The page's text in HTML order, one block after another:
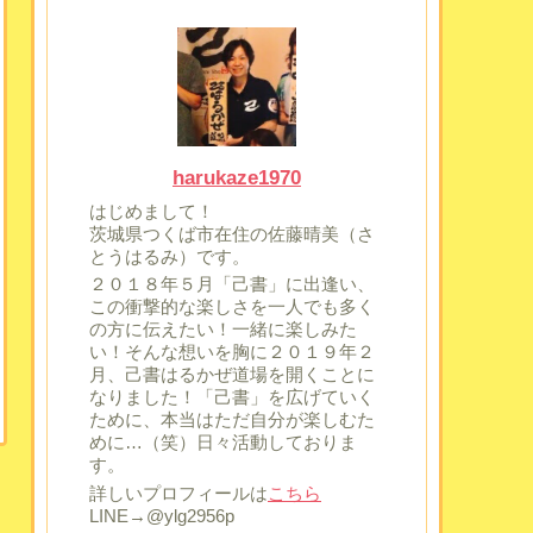
harukaze1970
はじめまして！
茨城県つくば市在住の佐藤晴美（さ
とうはるみ）です。
２０１８年５月「己書」に出逢い、
この衝撃的な楽しさを一人でも多く
の方に伝えたい！一緒に楽しみた
い！そんな想いを胸に２０１９年２
月、己書はるかぜ道場を開くことに
なりました！「己書」を広げていく
ために、本当はただ自分が楽しむた
めに…（笑）日々活動しておりま
す。
詳しいプロフィールはこちら
LINE→@ylg2956p